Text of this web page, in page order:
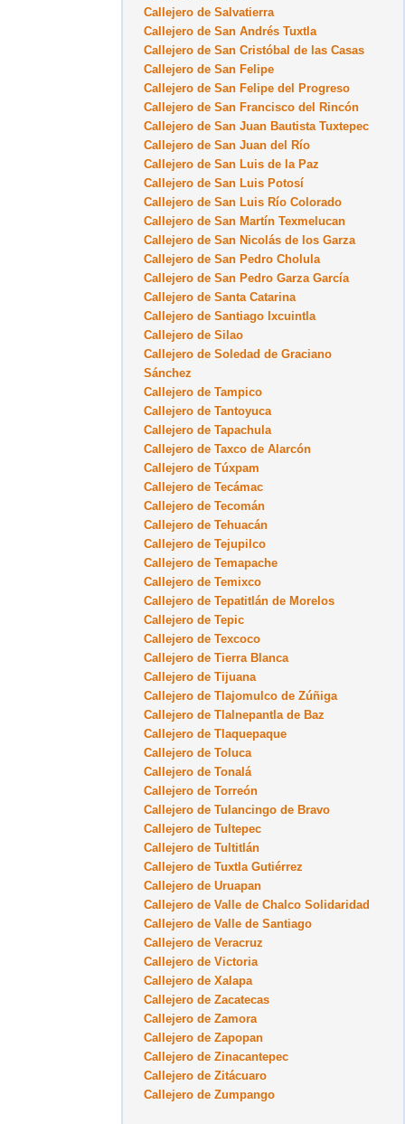
Callejero de Salvatierra
Callejero de San Andrés Tuxtla
Callejero de San Cristóbal de las Casas
Callejero de San Felipe
Callejero de San Felipe del Progreso
Callejero de San Francisco del Rincón
Callejero de San Juan Bautista Tuxtepec
Callejero de San Juan del Río
Callejero de San Luis de la Paz
Callejero de San Luis Potosí
Callejero de San Luis Río Colorado
Callejero de San Martín Texmelucan
Callejero de San Nicolás de los Garza
Callejero de San Pedro Cholula
Callejero de San Pedro Garza García
Callejero de Santa Catarina
Callejero de Santiago Ixcuintla
Callejero de Silao
Callejero de Soledad de Graciano
Sánchez
Callejero de Tampico
Callejero de Tantoyuca
Callejero de Tapachula
Callejero de Taxco de Alarcón
Callejero de Túxpam
Callejero de Tecámac
Callejero de Tecomán
Callejero de Tehuacán
Callejero de Tejupilco
Callejero de Temapache
Callejero de Temixco
Callejero de Tepatitlán de Morelos
Callejero de Tepic
Callejero de Texcoco
Callejero de Tierra Blanca
Callejero de Tijuana
Callejero de Tlajomulco de Zúñiga
Callejero de Tlalnepantla de Baz
Callejero de Tlaquepaque
Callejero de Toluca
Callejero de Tonalá
Callejero de Torreón
Callejero de Tulancingo de Bravo
Callejero de Tultepec
Callejero de Tultitlán
Callejero de Tuxtla Gutiérrez
Callejero de Uruapan
Callejero de Valle de Chalco Solidaridad
Callejero de Valle de Santiago
Callejero de Veracruz
Callejero de Victoria
Callejero de Xalapa
Callejero de Zacatecas
Callejero de Zamora
Callejero de Zapopan
Callejero de Zinacantepec
Callejero de Zitácuaro
Callejero de Zumpango